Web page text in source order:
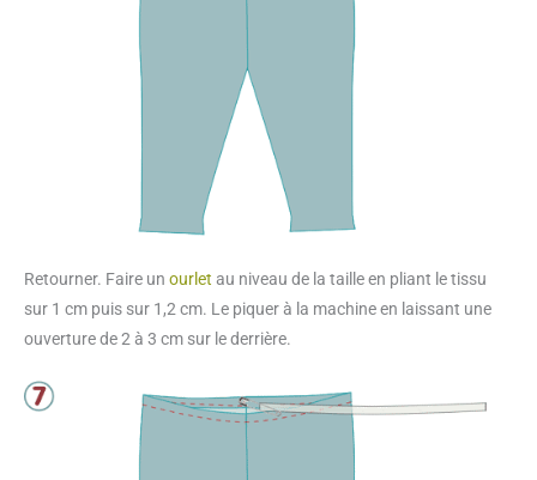
Retourner. Faire un ourlet au niveau de la taille en pliant le tissu
sur 1 cm puis sur 1,2 cm. Le piquer à la machine en laissant une
ouverture de 2 à 3 cm sur le derrière.